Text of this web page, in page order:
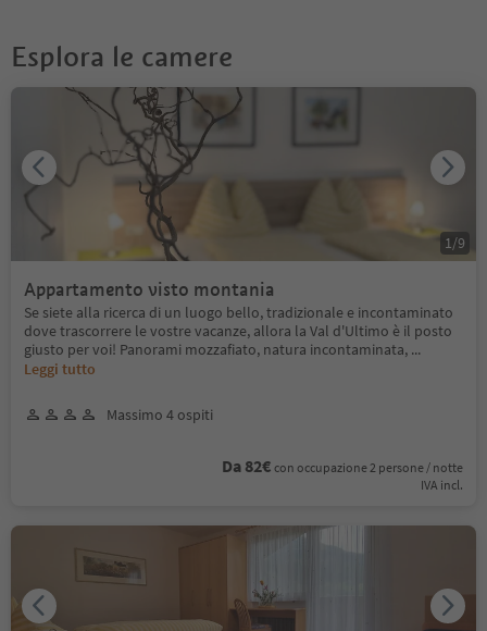
Esplora le camere
Appartamento visto montania
Se siete alla ricerca di un luogo bello, tradizionale e incontaminato
dove trascorrere le vostre vacanze, allora la Val d'Ultimo è il posto
giusto per voi! Panorami mozzafiato, natura incontaminata, ...
Leggi tutto
Massimo 4 ospiti
Da 82€ con occupazione 2 persone / notte
IVA incl.
1 /9